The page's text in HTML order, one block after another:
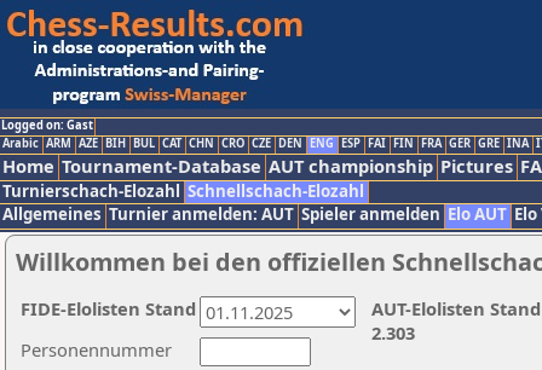
Logged on: Gast
Arabic ARM AZE BIH BUL CAT CHN CRO CZE DEN ENG ESP FAI FIN FRA GER GRE INA
Home Tournament-Database AUT championship Pictures
Turnierschach-Elozahl Schnellschach-Elozahl
Allgemeines Turnier anmelden: AUT Spieler anmelden Elo AUT
Willkommen bei den offiziellen
Personennummer
AUT-Elolisten
2.303
FIDE-Elolisten Stand